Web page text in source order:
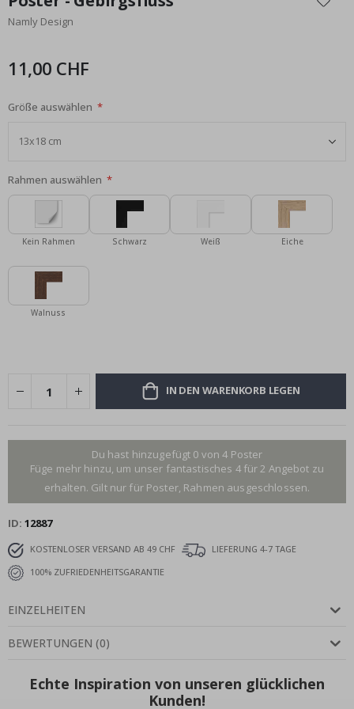
der
Bildgalerie
Namly Design
11,00 CHF
Größe auswählen
Rahmen auswählen
Kein Rahmen Schwarz Weiß Eiche
Walnuss
IN DEN WARENKORB LEGEN
Du hast hinzugefügt 0 von 4 Poster
Füge mehr hinzu, um unser fantastisches 4 für 2 Angebot zu
erhalten. Gilt nur für Poster, Rahmen ausgeschlossen.
ID 12887
KOSTENLOSER VERSAND AB 49 CHF
LIEFERUNG 4-7 TAGE
100% ZUFRIEDENHEITSGARANTIE
EINZELHEITEN
BEWERTUNGEN (0)
Echte Inspiration von unseren glücklichen
Kunden!